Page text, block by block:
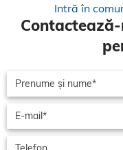
Intră în